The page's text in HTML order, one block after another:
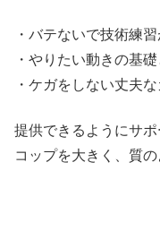
・バテないで技術練
・やりたい動きの基
・ケガをしない丈夫
提供できるようにサポ
コップを大きく、質